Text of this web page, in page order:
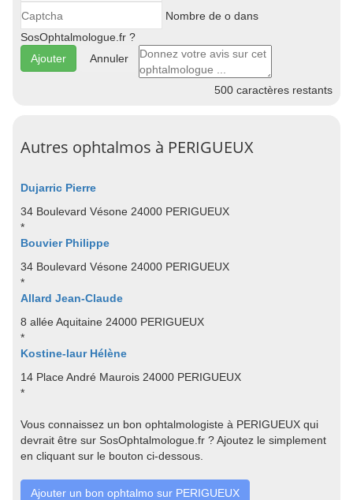
Nombre de o dans
SosOphtalmologue.fr ?
Annuler
500 caractères restants
Autres ophtalmos à PERIGUEUX
Dujarric Pierre
34 Boulevard Vésone 24000 PERIGUEUX
*
Bouvier Philippe
34 Boulevard Vésone 24000 PERIGUEUX
*
Allard Jean-Claude
8 allée Aquitaine 24000 PERIGUEUX
*
Kostine-laur Hélène
14 Place André Maurois 24000 PERIGUEUX
*
Vous connaissez un bon ophtalmologiste à PERIGUEUX qui
devrait être sur SosOphtalmologue.fr ? Ajoutez le simplement
en cliquant sur le bouton ci-dessous.
Ajouter un bon ophtalmo sur PERIGUEUX